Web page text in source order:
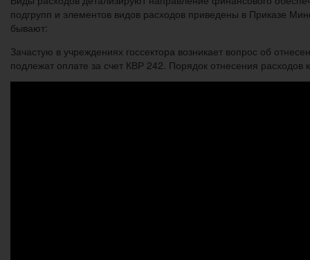
подгрупп и элементов видов расходов приведены в Приказе
бывают:
Зачастую в учреждениях госсектора возникает вопрос об
подлежат оплате за счет КВР 242. Порядок отнесения